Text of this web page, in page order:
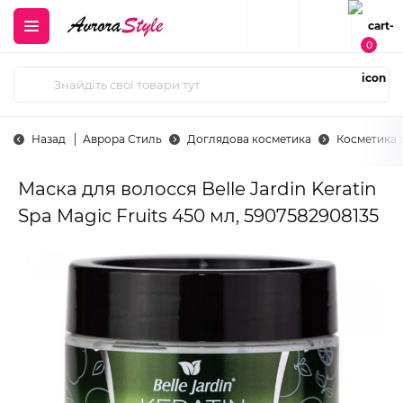
0
Назад Аврора Стиль Доглядова косметика Косметика
Маска для волосся Belle Jardin Keratin
Spa Magic Fruits 450 мл, 5907582908135